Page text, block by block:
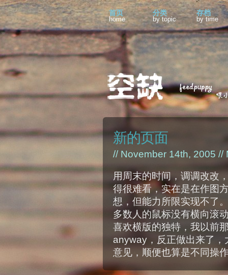
首页
home
分类
by topic
存档
by time
新的页面
// November 14th, 2005 //
用周末的时间，调调改改
得很难看，实在是在作图
想，但能力所限实现不了
多数人的鼠标没有横向滚
喜欢横版的独特，我以前
anyway，反正做出来了，
意见，顺便也算是不同操